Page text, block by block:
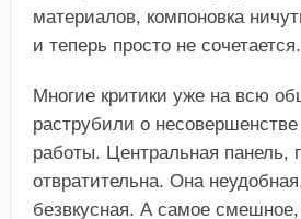
материалов, компоновка
и теперь просто не сочетается.
Многие критики уже на всю
раструбили о
работы. Центральная панель,
отвратительна. Она
безвкусная. А самое смешное,